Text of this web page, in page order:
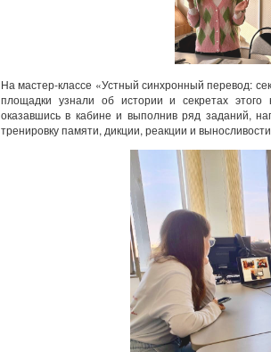
На мастер-классе «Устный синхронный перевод:
площадки узнали об истории и секретах этого
оказавшись в кабине и выполнив ряд заданий,
тренировку памяти, дикции, реакции и